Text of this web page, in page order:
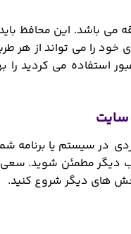
می باشد. این محافظ
را می تواند از هر
استفاده می کردید را
در سیستم یا برنامه
دیگر مطمئن شوید.
های دیگر شروع کنید.